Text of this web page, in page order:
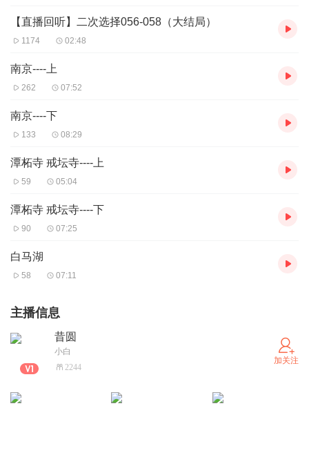
【直播回听】二次选择056-058（大结局）
1174 02:48
南京----上
262 07:52
南京----下
133 08:29
潭柘寺 戒坛寺----上
59 05:04
潭柘寺 戒坛寺----下
90 07:25
白马湖
58 07:11
主播信息
昔圆
小白
2244
加关注